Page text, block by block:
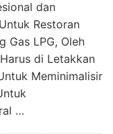
dan
Restoran
Gas LPG, Oleh
di Letakkan
Meminimalisir
…